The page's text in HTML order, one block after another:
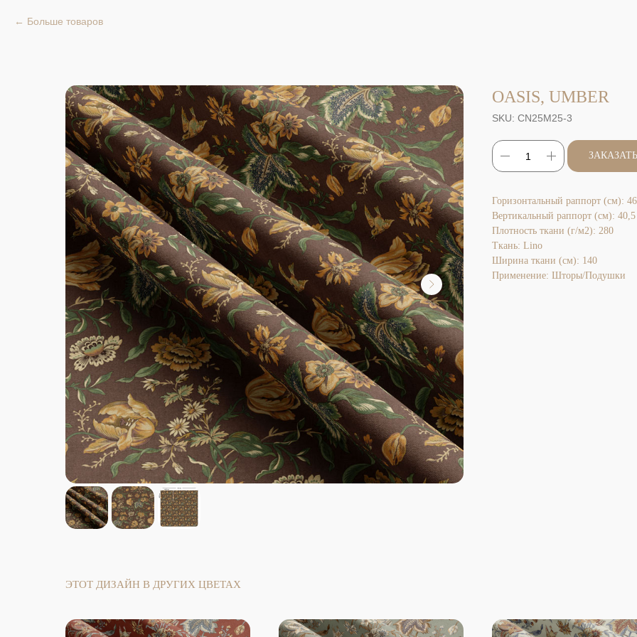
Больше товаров
OASIS, UMBER
SKU: CN25M25-3
ЗАКАЗАТЬ
Горизонтальный раппорт (см):
Вертикальный раппорт (см): 40,5
Плотность ткани (г/м2): 280
Ткань: Lino
Ширина ткани (см): 140
Применение: Шторы/Подушки
ЭТОТ ДИЗАЙН В ДРУГИХ ЦВЕТАХ